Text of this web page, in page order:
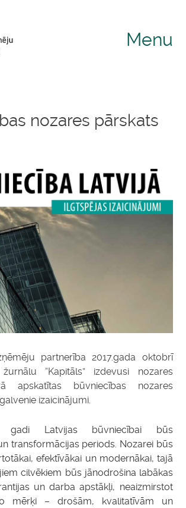
Menu
nozares pārskats
partnerība 2017.gada oktobrī
“Kapitāls” izdevusi nozares
apskatītas būvniecības nozares
izaicinājumi.
gadi Latvijas būvniecībai būs
transformācijas periods. Nozarei būs
efektīvākai un modernākai, tajā
cilvēkiem būs jānodrošina labākas
un darba apstākļi, neaizmirstot
mērķi – drošām, kvalitatīvām un